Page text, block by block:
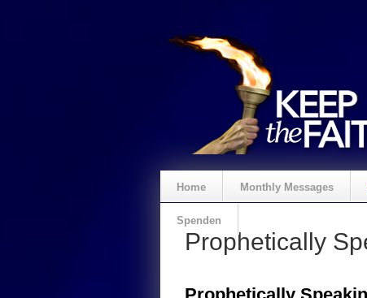
Home Monthly Messages
Spenden
Prophetically